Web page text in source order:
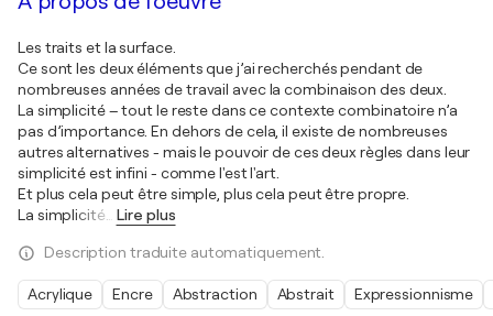
Les traits et la surface.
Ce sont les deux éléments que j’ai recherchés pendant de
nombreuses années de travail avec la combinaison des deux.
La simplicité – tout le reste dans ce contexte combinatoire n’a
pas d’importance. En dehors de cela, il existe de nombreuses
autres alternatives - mais le pouvoir de ces deux règles dans leur
simplicité est infini - comme l'est l'art.
Et plus cela peut être simple, plus cela peut être propre.
La simplicité… Lire plus
Description traduite automatiquement.
Acrylique Encre Abstraction Abstrait Expressionnisme